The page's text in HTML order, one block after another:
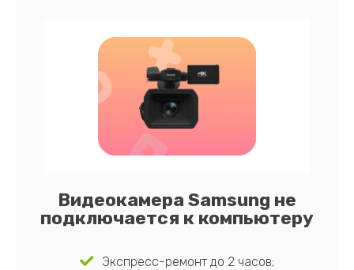
Видеокамера Samsung не
подключается к компьютеру
Экспресс-ремонт до 2 часов;